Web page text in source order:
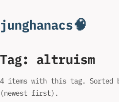
junghanacs🧠
Tag: altruism
4 items with this tag. Sorted
(newest first).